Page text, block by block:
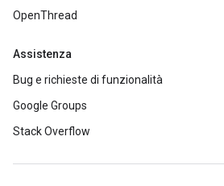
OpenThread
Assistenza
Bug e richieste di funzionalità
Google Groups
Stack Overflow